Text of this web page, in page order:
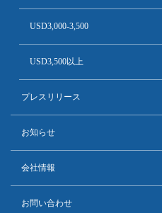
USD3,000-3,500
USD3,500以上
プレスリリース
お知らせ
会社情報
お問い合わせ